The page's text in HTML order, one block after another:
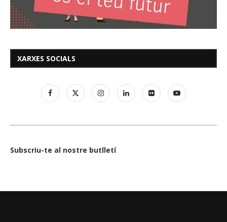
XARXES SOCIALS
Subscriu-te al nostre butlletí